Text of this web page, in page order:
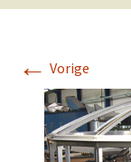
← Vorige